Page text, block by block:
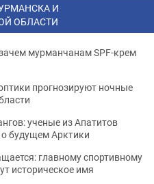
И
ОБЛАСТИ
мурманчанам SPF-крем
прогнозируют ночные
ученые из Апатитов
будущем Арктики
главному спортивному
историческое имя